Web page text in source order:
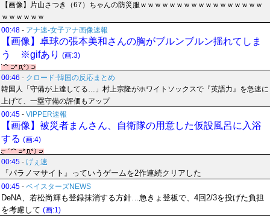
【画像】片山さつき（67）ちゃんの防災服ｗｗｗｗｗｗｗｗｗｗｗｗｗｗｗｗｗ
ｗｗｗｗｗｗ
00:48 - アナ速‐女子アナ画像速報
【画像】卓球の張本美和さんの胸がブルンブルン揺れてしま
う ※gifあり (画:3)
00:46 - クロード-韓国の反応まとめ
韓国人「守備が上達してる…」村上宗隆がホワイトソックスで『英語力』を急速に
上げて、一塁守備の評価もアップ
00:45 - VIPPER速報
【画像】被災者まんさん、自衛隊の用意した仮設風呂に入浴
する (画:4)
00:45 - げぇ速
『パラノマサイト』っていうゲームを2作連続クリアした
00:45 - ベイスターズNEWS
DeNA、若松尚輝も登録抹消する方針…急きょ登板で、4回2/3を投げた負担
を考慮して (画:1)